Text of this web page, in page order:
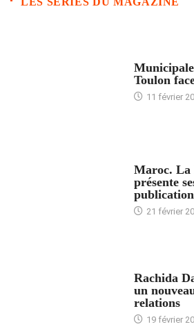
Toulon
11 février
Maroc. La
présente
21 février
Rachida
un
relations
19 février